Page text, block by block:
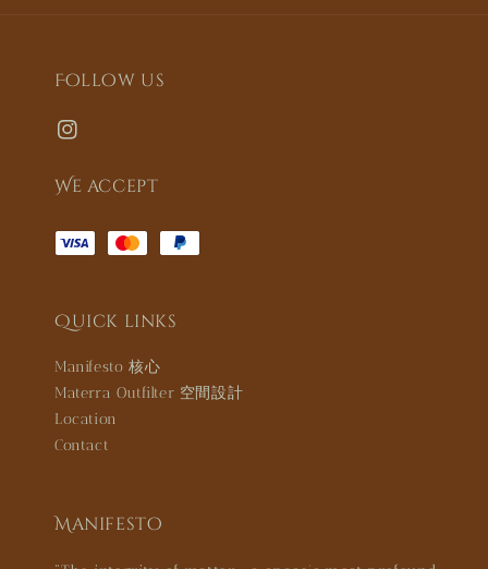
Follow us
We accept
Quick links
Manifesto 核心
Materra Outfilter 空間設計
Location
Contact
Manifesto